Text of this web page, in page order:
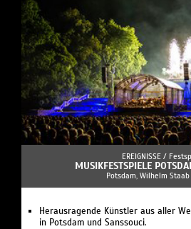
EREIGNISSE /
MUSIKFESTSPIELE
Potsdam, Wilhelm Staab
Herausragende Künstler aus aller
in Potsdam und Sanssouci.